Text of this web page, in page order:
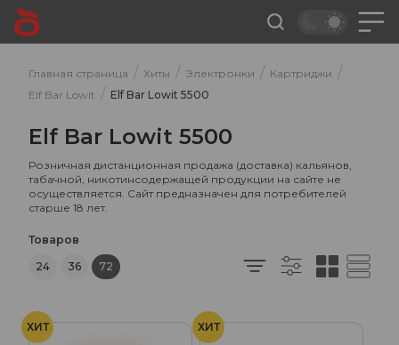
Главная страница / Хиты / Электронки / Картриджи /
Elf Bar Lowit / Elf Bar Lowit 5500
Elf Bar Lowit 5500
Розничная дистанционная продажа (доставка) кальянов,
табачной, никотинсодержащей продукции на сайте не
осуществляется. Сайт предназначен для потребителей
старше 18 лет.
Товаров
24
36 72
ХИТ ХИТ